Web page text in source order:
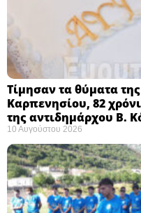
Τίμησαν τα θύματα
Καρπενησίου, 82
της αντιδημάρχου Β.
10 Αυγούστου 2026